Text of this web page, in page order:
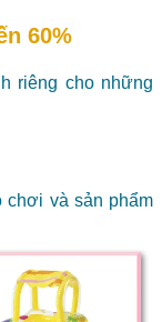
60%
riêng cho những
chơi và sản phẩm